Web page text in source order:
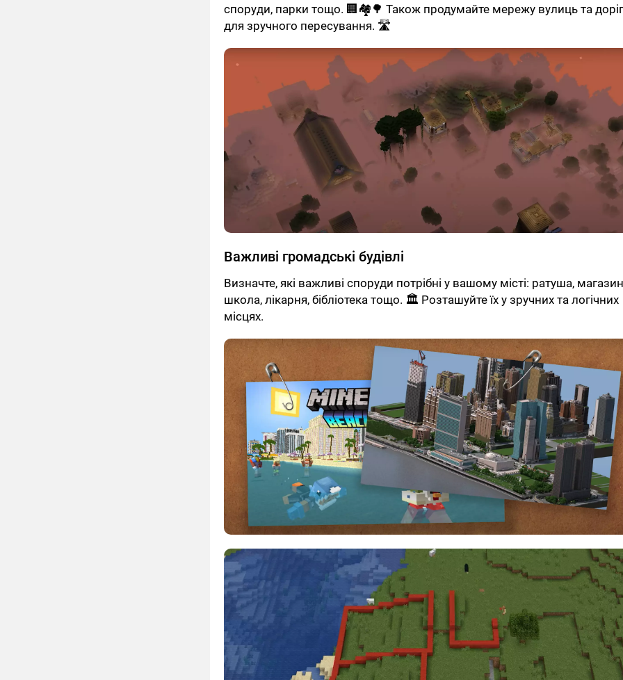
споруди, парки тощо. 🏢🏘🌳 Також продумайте мережу вулиць та доріг
для зручного пересування. 🛣
Важливі громадські будівлі
Визначте, які важливі споруди потрібні у вашому місті: ратуша,
школа, лікарня, бібліотека тощо. 🏛 Розташуйте їх у зручних та логічних
місцях.